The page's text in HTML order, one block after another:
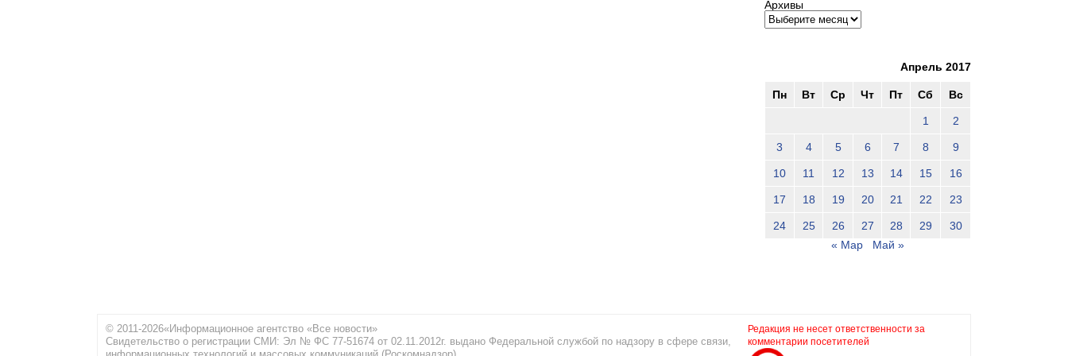
Архивы
Апрель 2017
Пн Вт Ср Чт Пт Сб Вс
1 2
3 4 5 6 7 8 9
10 11 12 13 14 15 16
17 18 19 20 21 22 23
24 25 26 27 28 29
30
« Мар
Май »
© 2011-2026«Информационное агентство «Все новости»
Свидетельство о регистрации СМИ: Эл № ФС 77-51674 от 02.11.2012г. выдано Федеральной службой по надзору в сфере связи,
Редакция не несет ответственности за
комментарии посетителей